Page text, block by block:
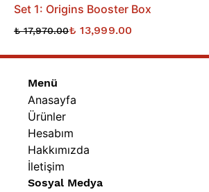
Set 1: Origins Booster Box
₺ 17,970.00₺ 13,999.00
Menü
Anasayfa
Ürünler
Hesabım
Hakkımızda
İletişim
Sosyal Medya